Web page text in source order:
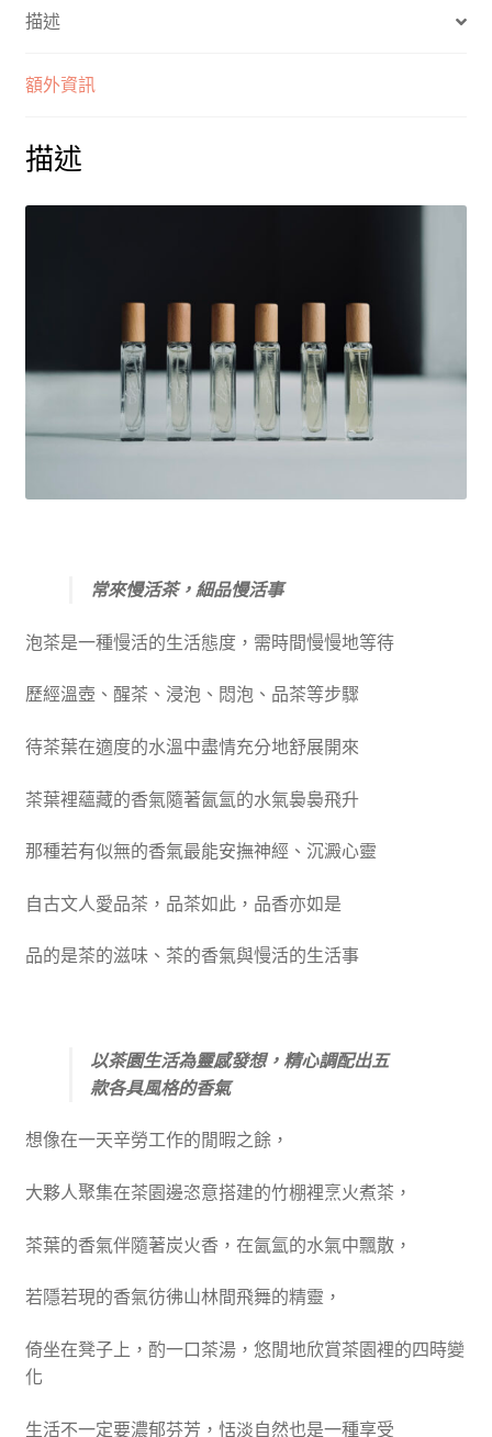
淡
精
＿
描述
額外資訊
描述
常來慢活茶，細品慢活事
泡茶是一種慢活的生活態度，需時間慢慢地等待
歷經溫壺、醒茶、浸泡、悶泡、品茶等步驟
待茶葉在適度的水溫中盡情充分地舒展開來
茶葉裡蘊藏的香氣隨著氤氳的水氣裊裊飛升
那種若有似無的香氣最能安撫神經、沉澱心靈
自古文人愛品茶，品茶如此，品香亦如是
品的是茶的滋味、茶的香氣與慢活的生活事
以茶園生活為靈感發想，精心調配出五
款各具風格的香氣
想像在一天辛勞工作的閒暇之餘，
大夥人聚集在茶園邊恣意搭建的竹棚裡烹火煮茶，
茶葉的香氣伴隨著炭火香，在氤氳的水氣中飄散，
若隱若現的香氣彷彿山林間飛舞的精靈，
倚坐在凳子上，酌一口茶湯，悠閒地欣賞茶園裡的四時變
化
生活不一定要濃郁芬芳，恬淡自然也是一種享受